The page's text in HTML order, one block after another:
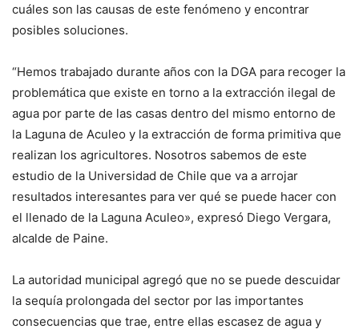
cuáles son las causas de este fenómeno y encontrar
posibles soluciones.
“Hemos trabajado durante años con la DGA para recoger la
problemática que existe en torno a la extracción ilegal de
agua por parte de las casas dentro del mismo entorno de
la Laguna de Aculeo y la extracción de forma primitiva que
realizan los agricultores. Nosotros sabemos de este
estudio de la Universidad de Chile que va a arrojar
resultados interesantes para ver qué se puede hacer con
el llenado de la Laguna Aculeo», expresó Diego Vergara,
alcalde de Paine.
La autoridad municipal agregó que no se puede descuidar
la sequía prolongada del sector por las importantes
consecuencias que trae, entre ellas escasez de agua y